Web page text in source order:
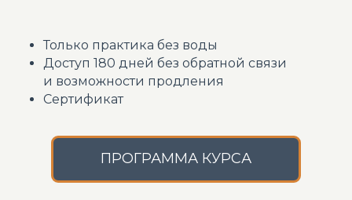
Только практика без воды
Доступ 180 дней без обратной связи
и возможности продления
Сертификат
ПРОГРАММА КУРСА